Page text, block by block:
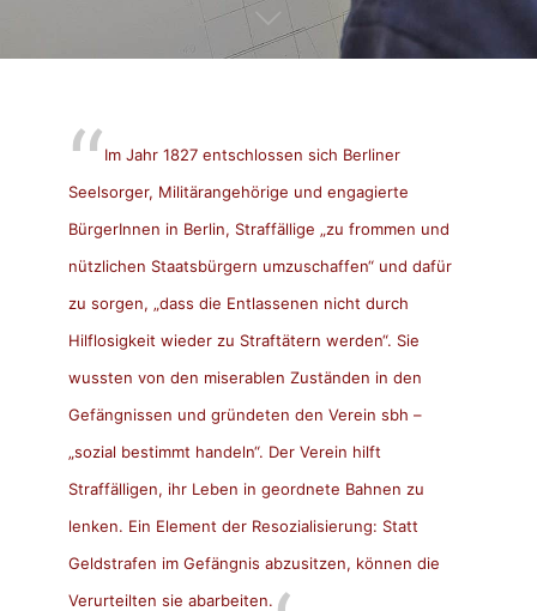
Im Jahr 1827 entschlossen sich Berliner
Seelsorger, Militärangehörige und engagierte
BürgerInnen in Berlin, Straffällige „zu frommen und
nützlichen Staatsbürgern umzuschaffen“ und dafür
zu sorgen, „dass die Entlassenen nicht durch
Hilflosigkeit wieder zu Straftätern werden“. Sie
wussten von den miserablen Zuständen in den
Gefängnissen und gründeten den Verein sbh –
„sozial bestimmt handeln“. Der Verein hilft
Straffälligen, ihr Leben in geordnete Bahnen zu
lenken. Ein Element der Resozialisierung: Statt
Geldstrafen im Gefängnis abzusitzen, können die
Verurteilten sie abarbeiten.